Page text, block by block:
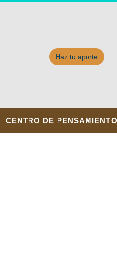
Haz tu aporte
CENTRO DE PENSAMIENTO